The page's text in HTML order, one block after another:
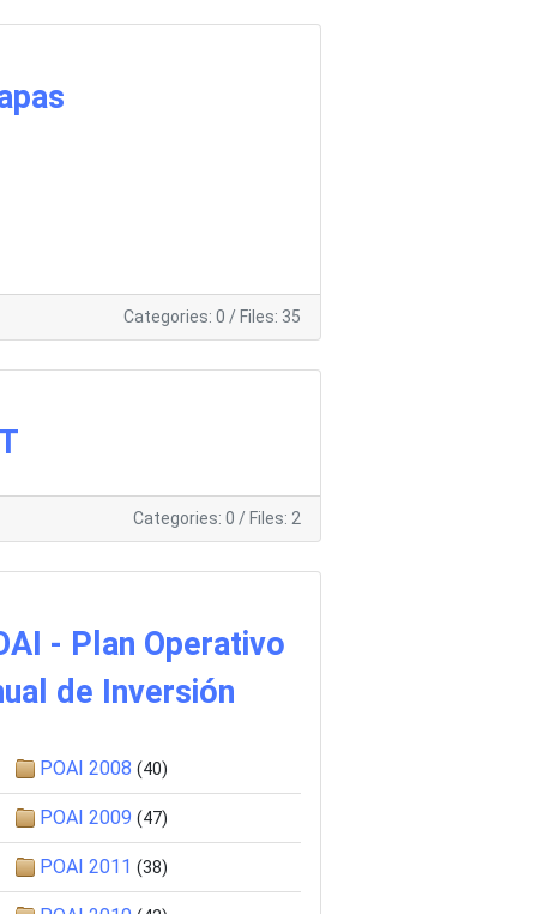
Categories: 0 / Files: 35
Categories: 0 / Files: 2
- Plan Operativo
de Inversión
POAI 2008 (40)
POAI 2009 (47)
POAI 2011 (38)